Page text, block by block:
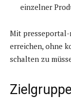
einzelner
Mit presseportal-
erreichen, ohne
schalten zu